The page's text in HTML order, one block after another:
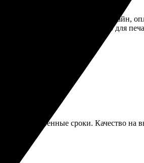
прост. Заказала онлайн,
упаковано. Рекомендую для
в оговоренные сроки. Качество на